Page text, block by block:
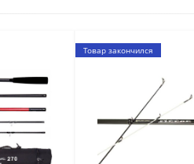
Товар закончился